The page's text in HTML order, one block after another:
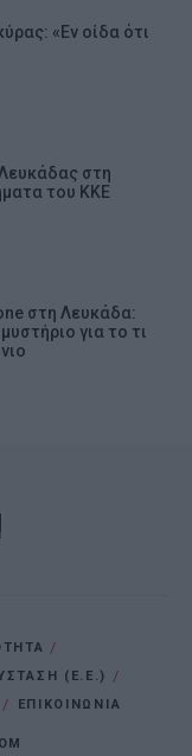
«Εν οίδα ότι
στη
του ΚΚΕ
στη Λευκάδα:
για το τι
(Ε.Ε.)
ΕΠΙΚΟΙΝΩΝΙΑ